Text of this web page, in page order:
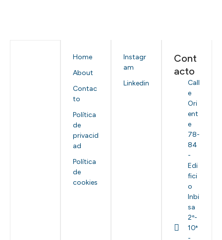
Home
About
Contac
to
Política
de
privacid
ad
Política
de
cookies
Instagr
am
Linkedin
Cont
acto
Call
e
Ori
ent
e
78-
84
-
Edi
fici
o
Inbi
sa
2º-
10ª
-